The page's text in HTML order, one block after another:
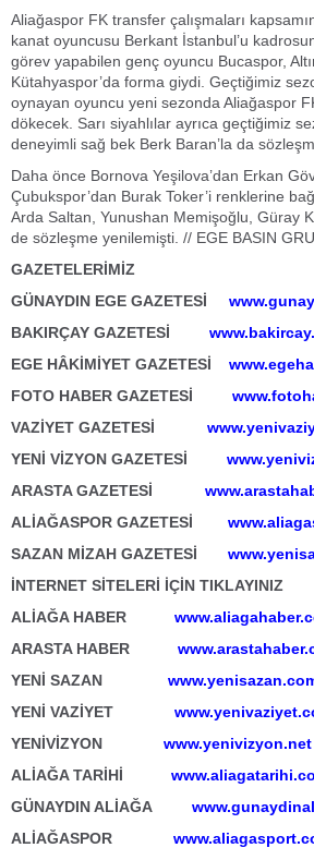
Aliağaspor FK transfer çalışmaları
kanat oyuncusu Berkant İstanbul’u
görev yapabilen genç oyuncu Bucaspor,
Kütahyaspor’da forma giydi. Geçtiğimiz
oynayan oyuncu yeni sezonda Aliağaspor
dökecek. Sarı siyahlılar ayrıca geçtiğimiz
deneyimli sağ bek Berk Baran’la da
Daha önce Bornova Yeşilova’dan Erkan
Çubukspor’dan Burak Toker’i renklerine
Arda Saltan, Yunushan Memişoğlu, Güray
de sözleşme yenilemişti. // EGE BASIN
GAZETELERİMİZ
GÜNAYDIN EGE GAZETESİ
BAKIRÇAY GAZETESİ
EGE HÂKİMİYET GAZETESİ
FOTO HABER GAZETESİ
VAZİYET GAZETESİ
YENİ VİZYON GAZETESİ
ARASTA GAZETESİ
ALİAĞASPOR GAZETESİ
SAZAN MİZAH GAZETESİ
İNTERNET SİTELERİ İÇİN TIKLAYINIZ
ALİAĞA HABER
ARASTA HABER
YENİ SAZAN
YENİ VAZİYET
YENİVİZYON www.yenivizyon.net
ALİAĞA TARİHİ
GÜNAYDIN ALİAĞA
ALİAĞASPOR